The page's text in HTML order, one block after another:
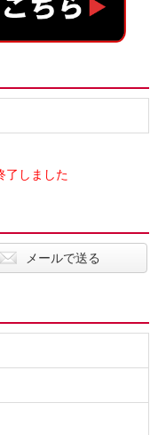
了しました
メールで送る